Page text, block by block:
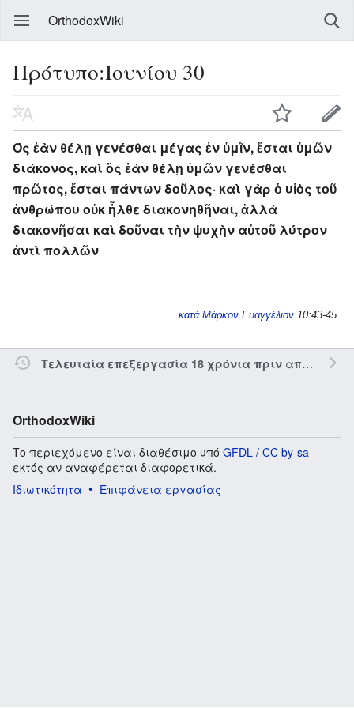
OrthodoxWiki
Πρότυπο:Ιουνίου 30
Ός ἐὰν θέλῃ γενέσθαι μέγας ἐν ὑμῖν, ἔσται ὑμῶν
διάκονος, καὶ ὃς ἐὰν θέλῃ ὑμῶν γενέσθαι
πρῶτος, ἔσται πάντων δοῦλος· καὶ γὰρ ὁ υἱὸς τοῦ
ἀνθρώπου οὐκ ἦλθε διακονηθῆναι, ἀλλὰ
διακονῆσαι καὶ δοῦναι τὴν ψυχὴν αὐτοῦ λύτρον
ἀντὶ πολλῶν
κατά Μάρκον Ευαγγέλιον10:43-45
Τελευταία επεξεργασία 18 χρόνια πριναπό τον την
OrthodoxWiki
Το περιεχόμενο είναι διαθέσιμο υπό GFDL / CC by-sa
εκτός αν αναφέρεται διαφορετικά.
Ιδιωτικότητα
Επιφάνεια εργασίας